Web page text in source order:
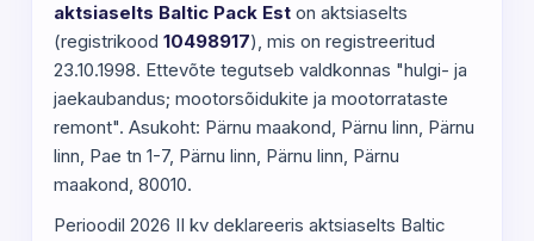
aktsiaselts Baltic Pack Est on aktsiaselts
(registrikood 10498917), mis on registreeritud
23.10.1998. Ettevõte tegutseb valdkonnas "hulgi- ja
jaekaubandus; mootorsõidukite ja mootorrataste
remont". Asukoht: Pärnu maakond, Pärnu linn, Pärnu
linn, Pae tn 1-7, Pärnu linn, Pärnu linn, Pärnu
maakond, 80010.
Perioodil 2026 II kv deklareeris aktsiaselts Baltic